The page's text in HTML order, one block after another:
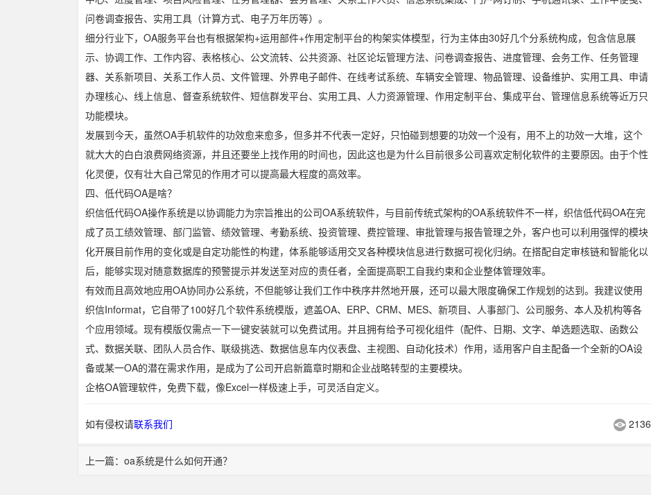
问卷调查报告、实用工具（计算方式、电子万年历等）。
细分行业下，OA服务平台也有根据架构+运用部件+作用定制平台的构架实体模型，行为主体由30好几个分系统构成，包含信息展
示、协调工作、工作内容、表格核心、公文流转、公共资源、社区论坛管理方法、问卷调查报告、进度管理、会务工作、任务管理
器、关系新项目、关系工作人员、文件管理、外界电子邮件、在线考试系统、车辆安全管理、物品管理、设备维护、实用工具、申请
办理核心、线上信息、督查系统软件、短信群发平台、实用工具、人力资源管理、作用定制平台、集成平台、管理信息系统等近万只
功能模块。
发展到今天，虽然OA手机软件的功效愈来愈多，但多并不代表一定好，只怕碰到想要的功效一个没有，用不上的功效一大堆，这个
就大大的白白浪费网络资源，并且还要坐上找作用的时间也，因此这也是为什么目前很多公司喜欢定制化软件的主要原因。由于个性
化灵便，仅有壮大自己常见的作用才可以提高最大程度的高效率。
四、低代码OA是啥？
织信低代码OA操作系统是以协调能力为宗旨推出的公司OA系统软件，与目前传统式架构的OA系统软件不一样，织信低代码OA在完
成了员工绩效管理、部门监管、绩效管理、考勤系统、投资管理、费控管理、审批管理与报告管理之外，客户也可以利用强悍的模块
化开展目前作用的变化或是自定功能性的构建，体系能够适用交叉各种模块信息进行数据可视化归纳。在搭配自定审核链和智能化以
后，能够实现对随意数据库的预警提示并发送至对应的责任者，全面提高职工自我约束和企业整体管理效率。
有效而且高效地应用OA协同办公系统，不但能够让我们工作中秩序井然地开展，还可以最大限度确保工作规划的达到。我建议使用
织信Informat，它自带了100好几个软件系统模版，遮盖OA、ERP、CRM、MES、新项目、人事部门、公司服务、本人及机构等各
个应用领域。现有模版仅需点一下一键安装就可以免费试用。并且拥有给予可视化组件（配件、日期、文字、单选题选取、函数公
式、数据关联、团队人员合作、联级挑选、数据信息车内仪表盘、主视图、自动化技术）作用，适用客户自主配备一个全新的OA设
备或某一OA的潜在需求作用，是成为了公司开启新篇章时期和企业战略转型的主要模块。
企格OA管理软件，免费下载，像Excel一样极速上手，可灵活自定义。
如有侵权请联系我们 2136
上一篇：oa系统是什么如何开通？